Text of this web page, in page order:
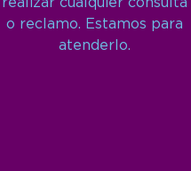
realizar cualquier consulta
o reclamo. Estamos para
atenderlo.